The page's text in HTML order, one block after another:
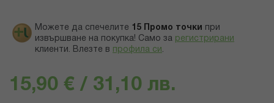
Можете да спечелите 15 Промо точки
при
извършване на покупка! Само за регистрирани
клиенти. Влезте в профила си .
15,90 € / 31,10 лв.